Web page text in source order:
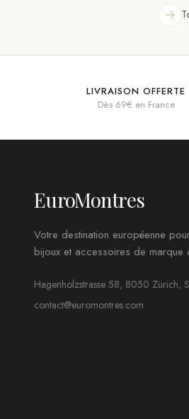
LIVRAISON OFFERTE
Dès 69€ en France
EuroMontres
Votre destination européenne
bijoux et accessoires de marque
Hagenholzstrasse 58, 8050 Zürich,
contact@euromontres.com